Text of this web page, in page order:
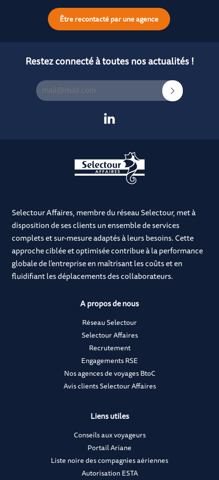
Être recontacté par une agence
Restez connecté à toutes nos actualités !
Selectour Affaires, membre du réseau Selectour, met à
disposition de ses clients un ensemble de services
complets et sur-mesure adaptés à leurs besoins. Cette
approche ciblée et optimisée contribue à la performance
globale de l’entreprise en maîtrisant les coûts et en
fluidifiant les déplacements des collaborateurs.
A propos de nous
Réseau Selectour
Selectour Affaires
Recrutement
Engagements RSE
Nos agences de voyages BtoC
Avis clients Selectour Affaires
Liens utiles
Conseils aux voyageurs
Portail Ariane
Liste noire des compagnies aériennes
Autorisation ESTA